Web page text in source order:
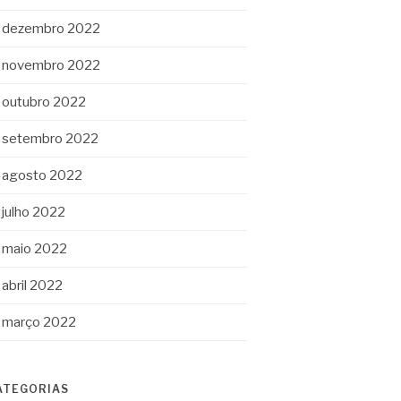
dezembro 2022
novembro 2022
outubro 2022
setembro 2022
agosto 2022
julho 2022
maio 2022
abril 2022
março 2022